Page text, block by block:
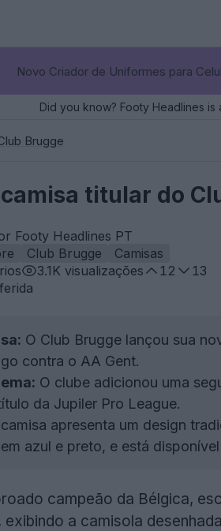
Novo Criador de Uniformes para
Did you know? Footy Headlines is
Brugge
titular do
Footy Headlines PT
Club Brugge
Camisas
3.1K visualizações 12
13
O Club Brugge lançou sua
contra o AA Gent.
O clube adicionou uma
da Jupiler Pro League.
apresenta um design
azul e preto, e está
campeão da Bélgica,
a camisola